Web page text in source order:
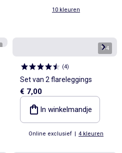
10 kleuren
1/4
(4)
Set van 2 flareleggings
€ 7,00
In winkelmandje
Online exclusief | 4 kleuren